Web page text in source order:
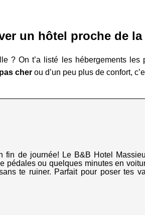
un hôtel proche de la
? On t’a listé les hébergements
cher ou d’un peu plus de confort,
fin de journée! Le B&B Hotel
pédales ou quelques minutes en
te ruiner. Parfait pour poser tes